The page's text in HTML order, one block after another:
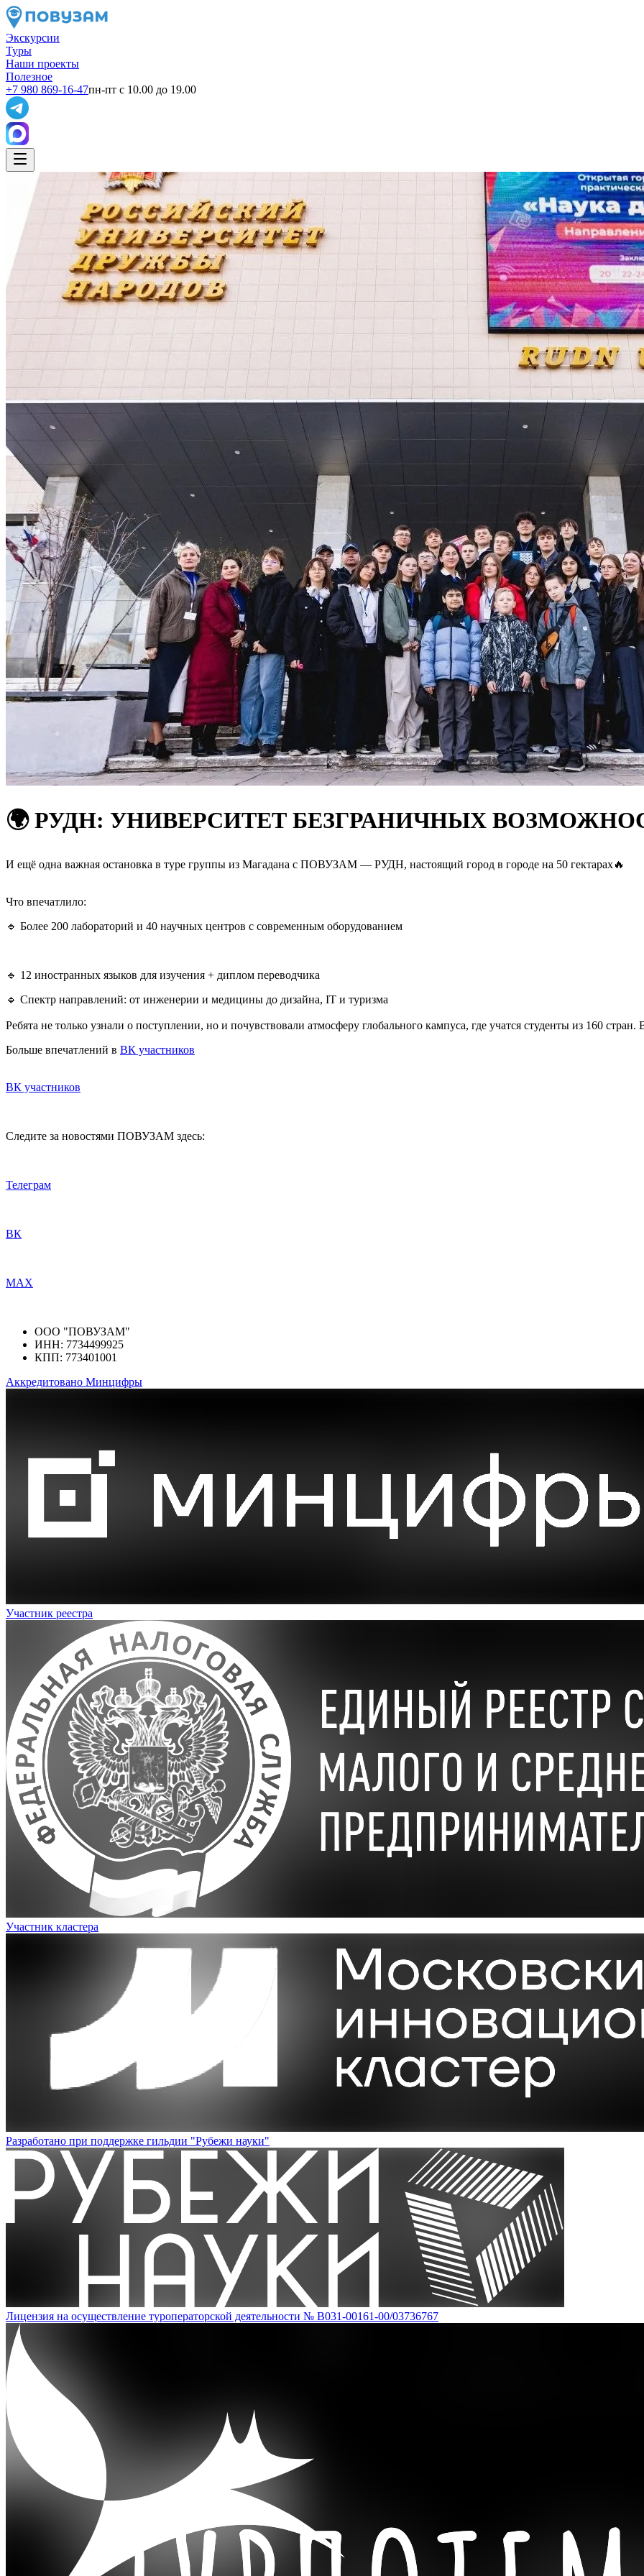
Экскурсии
Туры
Наши проекты
Полезное
+7 980 869-16-47пн-пт с 10.00 до 19.00
🌍 РУДН: УНИВЕРСИТЕТ БЕЗГРАНИЧНЫХ
И ещё одна важная остановка в туре группы из Магадана с ПОВУЗАМ — РУДН, настоящий город в городе на 50 гектарах🔥
Что впечатлило:
🔹 Более 200 лабораторий и 40 научных центров с современным оборудованием
🔹 12 иностранных языков для изучения + диплом переводчика
🔹 Спектр направлений: от инженерии и медицины до дизайна, IT и туризма
Ребята не только узнали о поступлении, но и почувствовали атмосферу глобального кампуса, где учатся студенты из 160
Больше впечатлений в ВК участников
ВК участников
Следите за новостями ПОВУЗАМ здесь:
Телеграм
ВК
МАХ
ООО "ПОВУЗАМ"
ИНН: 7734499925
КПП: 773401001
Аккредитовано Минцифры
Участник реестра
Участник кластера
Разработано при поддержке гильдии "Рубежи науки"
Лицензия на осуществление туроператорской деятельности № В031-00161-00/03736767